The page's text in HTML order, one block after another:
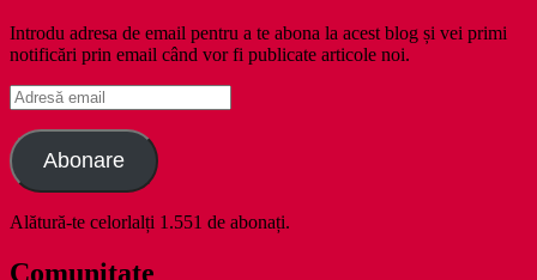
Introdu adresa de email pentru a te abona la acest blog și vei primi
notificări prin email când vor fi publicate articole noi.
Adresă
email
Abonare
Alătură-te celorlalți 1.551 de abonați.
Comunitate